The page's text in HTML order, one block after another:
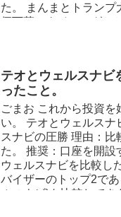
た。 まんまとトラン
価下落のタイミングと
解約の理由 理由その1
く劣る結果になった。
い。テオに投入する資
い。 理由その2：自分
サービス自体を否定す
産運用におり利益を出
は優れているのだと思
が成長し...
テオとウェルスナビ
ったこと。
ごまお これから投資
い。 テオとウェルス
スナビの圧勝 理由：
た。 推奨：口座を開設
ウェルスナビを比較し
バイザーのトップ2で
ルスナビ)を比較して
検証してみたので、